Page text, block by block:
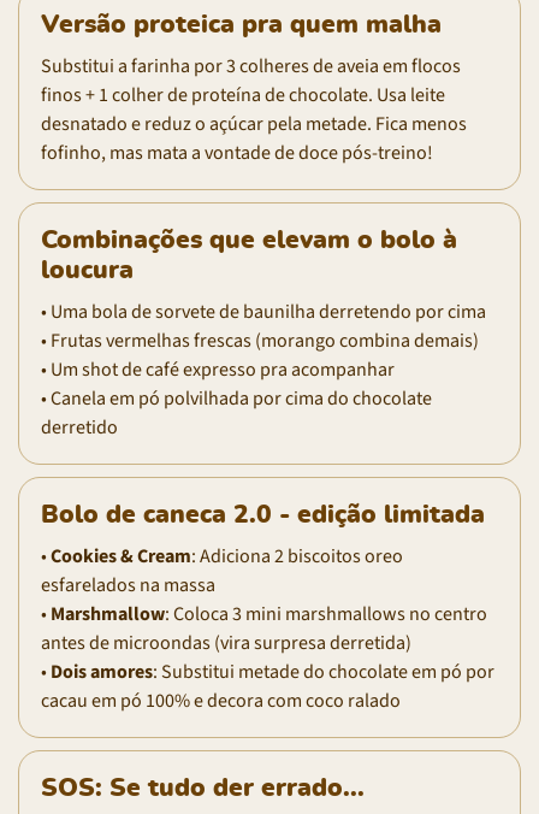
Versão proteica pra quem malha
Substitui a farinha por 3 colheres de aveia em flocos
finos + 1 colher de proteína de chocolate. Usa leite
desnatado e reduz o açúcar pela metade. Fica menos
fofinho, mas mata a vontade de doce pós-treino!
Combinações que elevam o bolo à
loucura
• Uma bola de sorvete de baunilha derretendo por cima
• Frutas vermelhas frescas (morango combina demais)
• Um shot de café expresso pra acompanhar
• Canela em pó polvilhada por cima do chocolate
derretido
Bolo de caneca 2.0 - edição limitada
•Cookies & Cream: Adiciona 2 biscoitos oreo
esfarelados na massa
•Marshmallow: Coloca 3 mini marshmallows no centro
antes de microondas (vira surpresa derretida)
•Dois amores: Substitui metade do chocolate em pó por
cacau em pó 100% e decora com coco ralado
SOS: Se tudo der errado...